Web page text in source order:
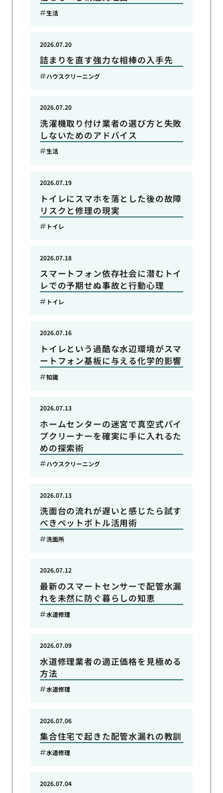
生活
詰まりを直す強力な相棒の入手先
2026.07.20
ハウスクリーニング
洗濯機取り付け業者の選び方と失敗
しないためのアドバイス
2026.07.20
生活
トイレにスマホを落とした後の故障
リスクと修理の現実
2026.07.19
トイレ
スマートフォン依存社会に潜むトイ
レでの予期せぬ事故と行動心理
2026.07.18
トイレ
トイレという過酷な水辺環境がスマ
ートフォン基板に与える化学的影響
2026.07.16
知識
ホームセンターの迷宮で真空式パイ
プクリーナーを確実に手に入れるた
めの探索術
2026.07.13
ハウスクリーニング
洗面台の流れが遅いと感じたら試す
べきペットボトル活用術
2026.07.13
洗面所
最新のスマートセンサーで配管水漏
れを未然に防ぐ暮らしの知恵
2026.07.12
水道修理
水道修理業者の適正価格を見極める
方法
2026.07.09
水道修理
集合住宅で起きた配管水漏れの教訓
2026.07.06
水道修理
2026.07.04